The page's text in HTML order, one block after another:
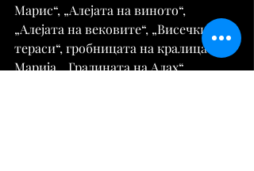
Марис“, „Алејата на виното“,
„Алејата на вековите“, „Висечките
тераси“, гробницата на кралицата
Марија, „Градината на Алах“,